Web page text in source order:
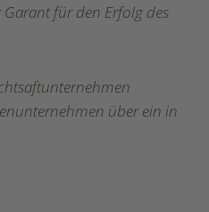
für den Erfolg des
über ein in